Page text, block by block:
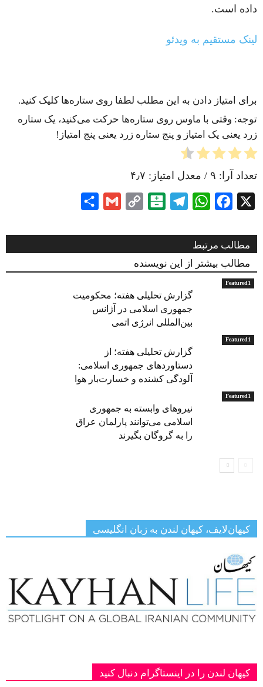
داده است.
لینک مستقیم به ویدئو
برای امتیاز دادن به این مطلب لطفا روی ستاره‌ها کلیک کنید.
توجه: وقتی با ماوس روی ستاره‌ها حرکت می‌کنید، یک ستاره
زرد یعنی یک امتیاز و پنج ستاره زرد یعنی پنج امتیاز!
تعداد آرا: ۹ / معدل امتیاز: ۴٫۷
X
Facebook
WhatsApp
Telegram
Balatarin
Copy
Gmail
مطالب مرتبط
مطالب بیشتر از این نویسنده
Featured1
گزارش تحلیلی هفته؛ محکومیت
جمهوری اسلامی در آژانس
بین‌المللی انرژی اتمی
Featured1
گزارش تحلیلی هفته؛ از
دستاوردهای جمهوری اسلامی:
آلودگی کشنده و خسارت‌بار هوا
Featured1
نیروهای وابسته به جمهوری
اسلامی می‌توانند پارلمان عراق
را به گروگان بگیرند
کیهان‌لایف، کیهان لندن به زبان انگلیسی
کیهان لندن را در اینستاگرام دنبال کنید